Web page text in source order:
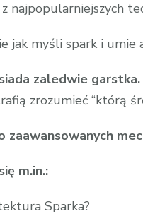
najpopularniejszych
jak myśli spark i umie
zaledwie
zrozumieć “którą
zaawansowanych
m.in.:
Sparka?